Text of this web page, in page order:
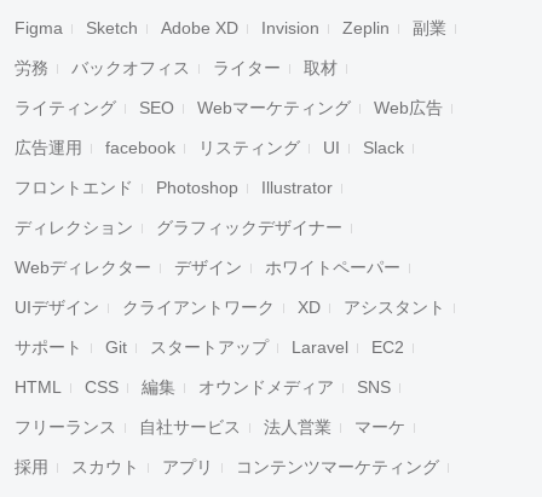
Figma Sketch Adobe XD Invision Zeplin 副業
労務 バックオフィス ライター 取材
ライティング SEO Webマーケティング Web広告
広告運用 facebook リスティング UI Slack
フロントエンド Photoshop Illustrator
ディレクション グラフィックデザイナー
Webディレクター デザイン ホワイトペーパー
UIデザイン クライアントワーク XD アシスタント
サポート Git スタートアップ Laravel EC2
HTML CSS 編集 オウンドメディア SNS
フリーランス 自社サービス 法人営業 マーケ
採用 スカウト アプリ コンテンツマーケティング